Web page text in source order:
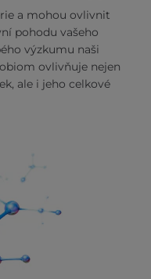
a mohou ovlivnit
pohodu vašeho
výzkumu naši
ovlivňuje nejen
ale i jeho celkové